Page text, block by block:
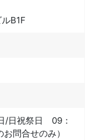
B1F
/日祝祭日 09：
問合せのみ）